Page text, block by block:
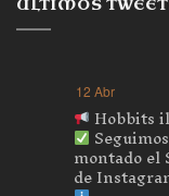
ÚLTIMOS
12 Abr
Hobbits
montado el
de